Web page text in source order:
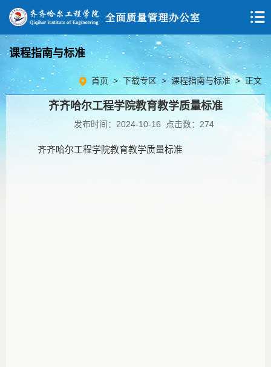
课程指南与标准
首页> 下载专区> 课程指南与标准> 正文
齐齐哈尔工程学院教育教学质量标准
发布时间：2024-10-16 点击数： 274
齐齐哈尔工程学院教育教学质量标准